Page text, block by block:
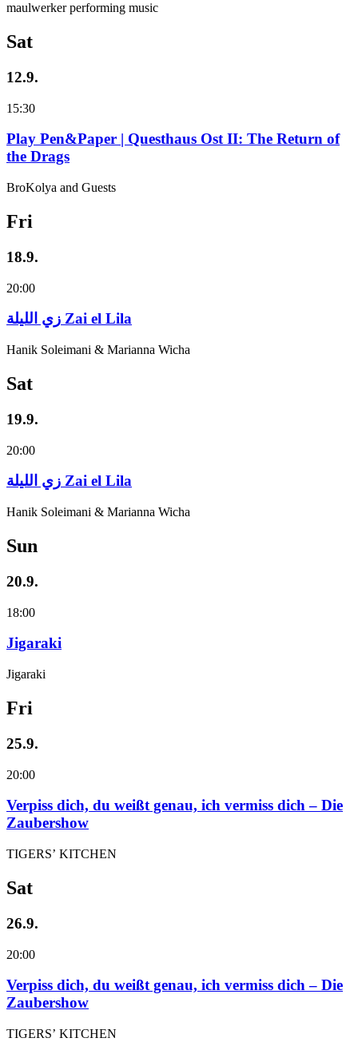
maulwerker performing music
Sat
12.9.
15:30
Play Pen&Paper | Questhaus Ost II: The Return of
the Drags
BroKolya and Guests
Fri
18.9.
20:00
زي‌ اللیلة Zai el Lila
Hanik Soleimani & Marianna Wicha
Sat
19.9.
20:00
زي‌ اللیلة Zai el Lila
Hanik Soleimani & Marianna Wicha
Sun
20.9.
18:00
Jigaraki
Jigaraki
Fri
25.9.
20:00
Verpiss dich, du weißt genau, ich vermiss dich – Die
Zaubershow
TIGERS’ KITCHEN
Sat
26.9.
20:00
Verpiss dich, du weißt genau, ich vermiss dich – Die
Zaubershow
TIGERS’ KITCHEN